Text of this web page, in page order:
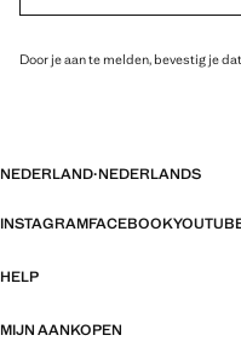
Door je aan te melden, bevestig je
NEDERLAND·NEDERLANDS
INSTAGRAMFACEBOOK
HELP
MIJN AANKOPEN